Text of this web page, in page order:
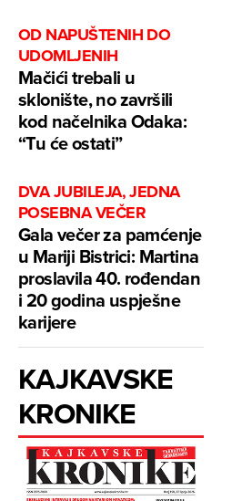
OD NAPUŠTENIH DO
UDOMLJENIH
Mačići trebali u
sklonište, no završili
kod načelnika Odaka:
“Tu će ostati”
DVA JUBILEJA, JEDNA
POSEBNA VEČER
Gala večer za pamćenje
u Mariji Bistrici: Martina
proslavila 40. rođendan
i 20 godina uspješne
karijere
KAJKAVSKE
KRONIKE